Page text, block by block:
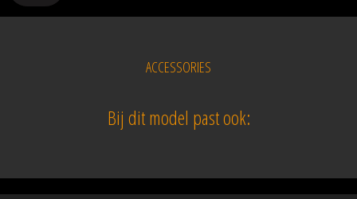
ACCESSORIES
Bij dit model past ook: